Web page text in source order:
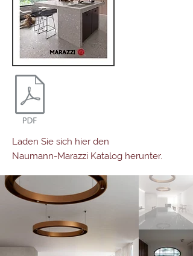
Laden Sie sich hier den
Naumann-Marazzi Katalog herunter.